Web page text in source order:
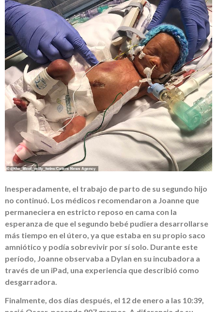
Inesperadamente, el trabajo de parto de su segundo hijo
no continuó. Los médicos recomendaron a Joanne que
permaneciera en estricto reposo en cama con la
esperanza de que el segundo bebé pudiera desarrollarse
más tiempo en el útero, ya que estaba en su propio saco
amniótico y podía sobrevivir por sí solo. Durante este
período, Joanne observaba a Dylan en su incubadora a
través de un iPad, una experiencia que describió como
desgarradora.
Finalmente, dos días después, el 12 de enero a las 10:39,